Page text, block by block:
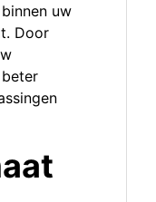
uw
Door